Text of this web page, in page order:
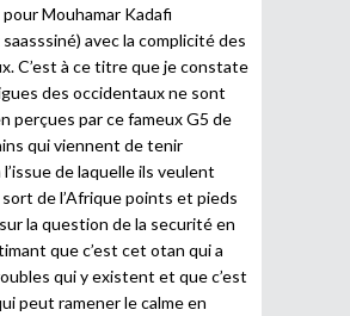
Mouhamar Kadafi
avec la complicité des
C’est à ce titre que je constate
des occidentaux ne sont
perçues par ce fameux G5 de
qui viennent de tenir
de laquelle ils veulent
de l’Afrique points et pieds
la question de la securité en
que c’est cet otan qui a
qui y existent et que c’est
peut ramener le calme en